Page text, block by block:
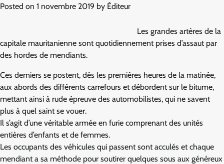
Posted on 1 novembre 2019 by Éditeur
Les grandes artères de la
capitale mauritanienne sont quotidiennement prises d’assaut par
des hordes de mendiants.
Ces derniers se postent, dès les premières heures de la matinée,
aux abords des différents carrefours et débordent sur le bitume,
mettant ainsi à rude épreuve des automobilistes, qui ne savent
plus à quel saint se vouer.
Il s’agit d’une véritable armée en furie comprenant des unités
entières d’enfants et de femmes.
Les occupants des véhicules qui passent sont acculés et chaque
mendiant a sa méthode pour soutirer quelques sous aux généreux